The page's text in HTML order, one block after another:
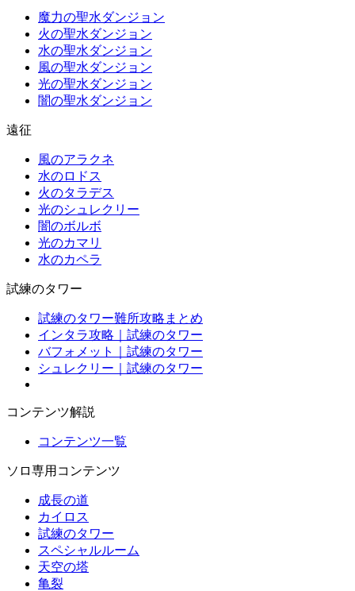
魔力の聖水ダンジョン
火の聖水ダンジョン
水の聖水ダンジョン
風の聖水ダンジョン
光の聖水ダンジョン
闇の聖水ダンジョン
遠征
風のアラクネ
水のロドス
火のタラデス
光のシュレクリー
闇のボルボ
光のカマリ
水のカペラ
試練のタワー
試練のタワー難所攻略まとめ
インタラ攻略｜試練のタワー
バフォメット｜試練のタワー
シュレクリー｜試練のタワー
コンテンツ解説
コンテンツ一覧
ソロ専用コンテンツ
成長の道
カイロス
試練のタワー
スペシャルルーム
天空の塔
亀裂